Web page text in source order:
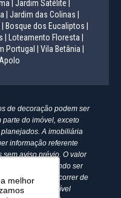
|
Jardim Satélite |
|
Jardim das Colinas |
Bosque dos Eucaliptos |
Loteamento Floresta |
Portugal |
Vila Betânia |
de decoração podem ser
parte do imóvel, exceto
A imobiliária
informação referente
sem aviso prévio. O valor
podendo ser
Pode ocorrer de
mais disponível
melhor